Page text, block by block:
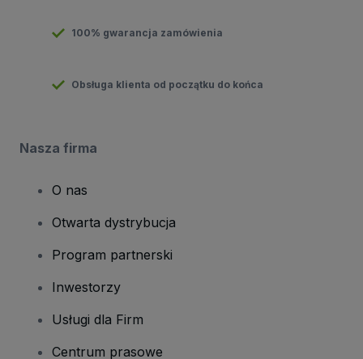
100% gwarancja zamówienia
Obsługa klienta od początku do końca
Nasza firma
O nas
Otwarta dystrybucja
Program partnerski
Inwestorzy
Usługi dla Firm
Centrum prasowe